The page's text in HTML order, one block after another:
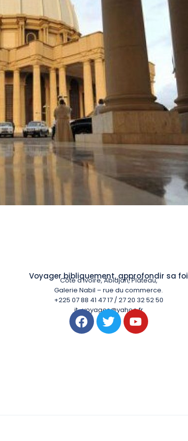
Voyager bibliquement, approfondir sa foi
Côte d’Ivoire, Abidjan, Plateau,
Galerie Nabil – rue du commerce.
+225 07 88 41 47 17 / 27 20 32 52 50
it_voyages@yahoo.fr